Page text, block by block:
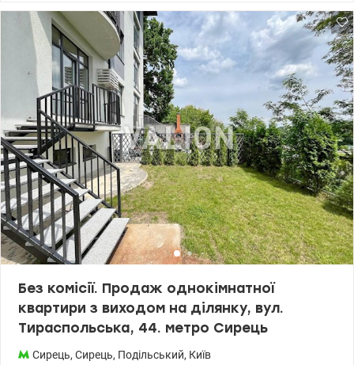
поверсі 5-поверхового утепленого будинку. Загальна площа 63,2
кв.м. Окремо є 2 кімнати під гардероб. До угоди ремонт буде
дороблен. (Е можливість облаштувати меблями та технікою, тоді
ціна буде 115 700 у.о.) Комплекс із закритою територією,
камерами відеоспостереження, з великим паркінгом.
Знаходиться серед парків та скверу. Поруч із ЖК знаходяться:
дитячий садок, навчальні заклади, спортивний коплекс,
магазини, кафе, банкомати, салони, аптеки, нова пошта.
Зупинки громадського транспорту та міської електрички . До
метро Сирець 500 метрів. Великий досвід допомоги при купівлі
квартир за державними програмами, безготівковий розрахунок
1) Держмолодь, Єоселя (Є-оселя), Євідновлення, Сертифікат 2)
Житло для ВПО та військових (постанова 280 та інше) Ціна 104
280 у.о. Без комісії для покупця. Телефонуйте. Записуйтесь на
перегляд. Олександр Зайцев 0990100903, 0972910726
valion.ua/1152467
Без комісії. Продаж однокімнатної
квартири з виходом на ділянку, вул.
Тираспольська, 44. метро Сирець
Сирець, Сирець, Подільський, Київ